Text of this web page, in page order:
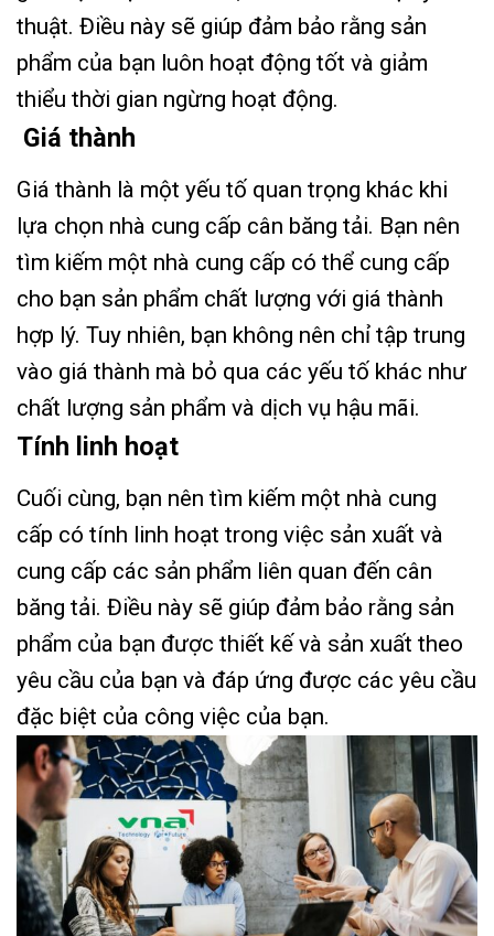
thuật. Điều này sẽ giúp đảm bảo rằng sản
phẩm của bạn luôn hoạt động tốt và giảm
thiểu thời gian ngừng hoạt động.
Giá thành
Giá thành là một yếu tố quan trọng khác khi
lựa chọn nhà cung cấp cân băng tải. Bạn nên
tìm kiếm một nhà cung cấp có thể cung cấp
cho bạn sản phẩm chất lượng với giá thành
hợp lý. Tuy nhiên, bạn không nên chỉ tập trung
vào giá thành mà bỏ qua các yếu tố khác như
chất lượng sản phẩm và dịch vụ hậu mãi.
Tính linh hoạt
Cuối cùng, bạn nên tìm kiếm một nhà cung
cấp có tính linh hoạt trong việc sản xuất và
cung cấp các sản phẩm liên quan đến cân
băng tải. Điều này sẽ giúp đảm bảo rằng sản
phẩm của bạn được thiết kế và sản xuất theo
yêu cầu của bạn và đáp ứng được các yêu cầu
đặc biệt của công việc của bạn.